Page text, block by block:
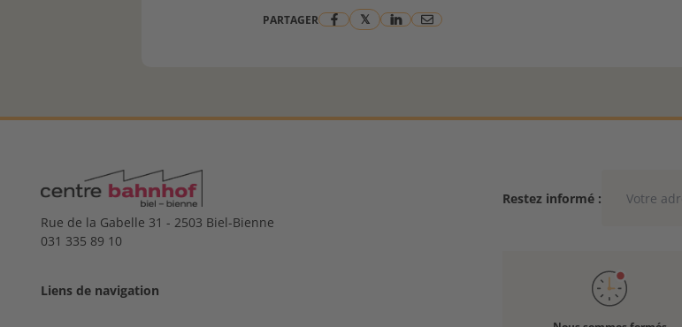
PARTAGER 𝕏
Rue de la Gabelle 31 - 2503 Biel-Bienne
031 335 89 10
Liens de navigation
Restez informé :